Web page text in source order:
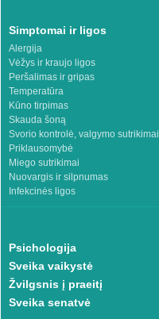
Simptomai ir ligos
Alergija
Vėžys ir kraujo ligos
Peršalimas ir gripas
Temperatūra
Kūno tirpimas
Skauda šoną
Svorio kontrolė, valgymo sutrikimai
Priklausomybė
Miego sutrikimai
Nuovargis ir silpnumas
Infekcinės ligos
Psichologija
Sveika vaikystė
Žvilgsnis į praeitį
Sveika senatvė